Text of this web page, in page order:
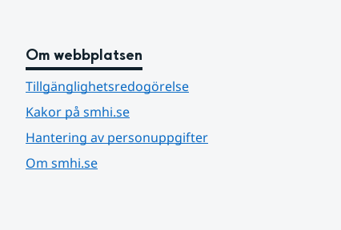
Om webbplatsen
Tillgänglighetsredogörelse
Kakor på smhi.se
Hantering av personuppgifter
Om smhi.se